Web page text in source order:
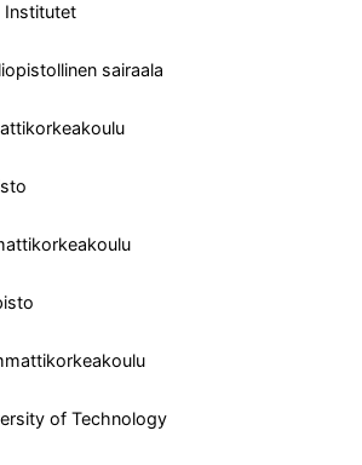
Institutet
sairaala
of Technology